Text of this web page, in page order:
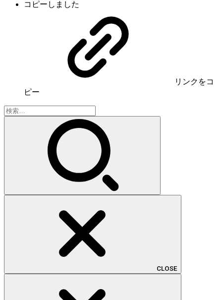
コピーしました
リンク をコ
ピー
検
索:
CLOSE